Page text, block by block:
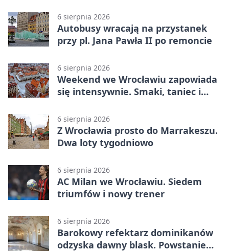
6 sierpnia 2026
Autobusy wracają na przystanek
przy pl. Jana Pawła II po remoncie
6 sierpnia 2026
Weekend we Wrocławiu zapowiada
się intensywnie. Smaki, taniec i
6 sierpnia 2026
Z Wrocławia prosto do Marrakeszu.
Dwa loty tygodniowo
6 sierpnia 2026
AC Milan we Wrocławiu. Siedem
triumfów i nowy trener
6 sierpnia 2026
Barokowy refektarz dominikanów
odzyska dawny blask. Powstanie